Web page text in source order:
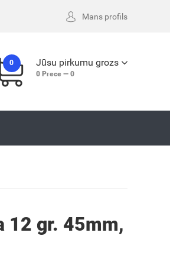
Mans profils
0 Jūsu pirkumu grozs
0 Prece — 0
12 gr. 45mm,